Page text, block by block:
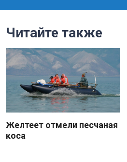
Читайте также
Желтеет отмели песчаная
коса